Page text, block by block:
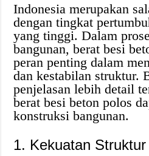
Indonesia merupakan
dengan tingkat
yang tinggi. Dalam
bangunan, berat besi
peran penting dalam
dan kestabilan struktur.
penjelasan lebih detail
berat besi beton polos
konstruksi bangunan.
1. Kekuatan